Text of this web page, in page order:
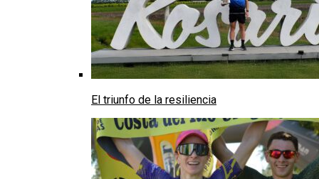
El triunfo de la resiliencia